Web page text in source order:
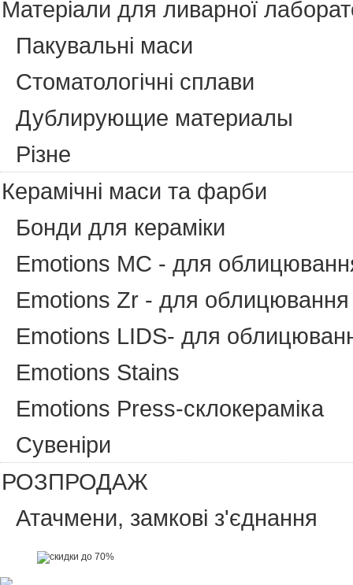
Матеріали для ливарної
Пакувальні маси
Cтоматологічні сплави
Дублирующие материалы
Різне
Керамічні маси та фарби
Бонди для кераміки
Emotions MC - для
Emotions Zr - для облицювання
Emotions LIDS- для облицювання
Emotions Stains
Emotions Press-склокераміка
Сувеніри
РОЗПРОДАЖ
Атачмени, замкові з'єднання